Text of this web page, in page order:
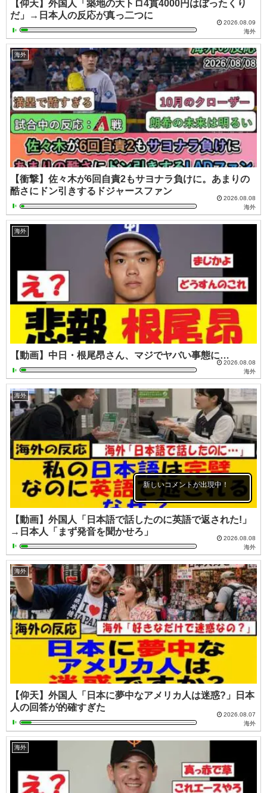
【仰天】外国人「築地の大トロ4貫4000円はぼったくり
だ」→日本人の反応が真っ二つに
2026.08.09
海外
海外
【衝撃】佐々木が6回自責2もサヨナラ負けに。あまりの
酷さにドン引きするドジャースファン
2026.08.08
海外
海外
【動画】中日・根尾昂さん、マジでヤバい事態に…
2026.08.08
海外
海外
新しいコメントが出現中！
【動画】外国人「日本語で話したのに英語で返された!」
→日本人「まず発音を聞かせろ」
2026.08.08
海外
海外
【仰天】外国人「日本に夢中なアメリカ人は迷惑?」日本
人の回答が的確すぎた
2026.08.07
海外
海外